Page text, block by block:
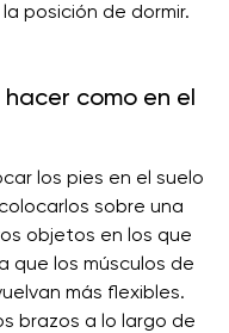
posición de dormir.
como en el
los pies en el suelo
sobre una
objetos en los que
que los músculos de
más flexibles.
brazos a lo largo de